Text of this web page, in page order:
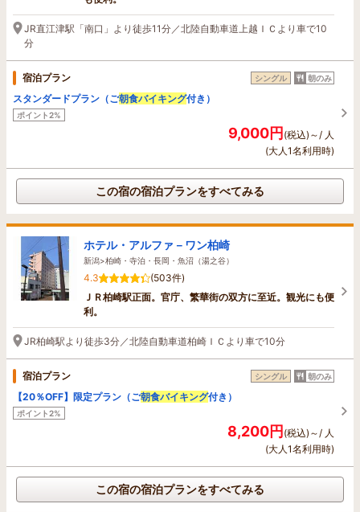
JR直江津駅「南口」より徒歩11分／北陸自動車道上越ＩＣより車で10
分
宿泊プラン シングル 朝のみ
スタンダードプラン（ご朝食バイキング付き）
ポイント2%
9,000円(税込)～/ 人
(大人1名利用時)
この宿の宿泊プランをすべてみる
ホテル・アルファ－ワン柏崎
新潟>柏崎・寺泊・長岡・魚沼（湯之谷）
4.3
(503件)
ＪＲ柏崎駅正面。官庁、繁華街の双方に至近。観光にも便
利。
JR柏崎駅より徒歩3分／北陸自動車道柏崎ＩＣより車で10分
宿泊プラン シングル 朝のみ
【20％OFF】限定プラン（ご朝食バイキング付き）
ポイント2%
8,200円(税込)～/ 人
(大人1名利用時)
この宿の宿泊プランをすべてみる